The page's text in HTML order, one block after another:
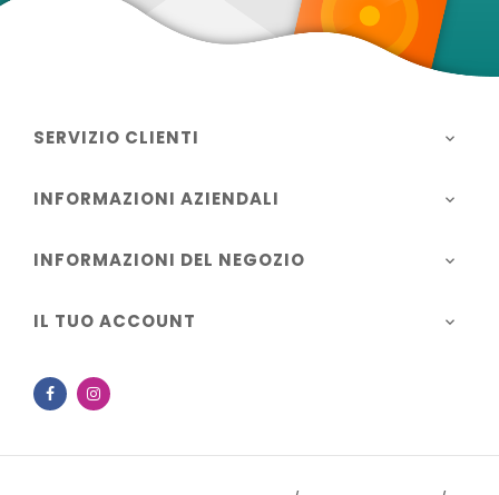
SERVIZIO CLIENTI 
INFORMAZIONI AZIENDALI 
INFORMAZIONI DEL NEGOZIO 
IL TUO ACCOUNT 
Facebook